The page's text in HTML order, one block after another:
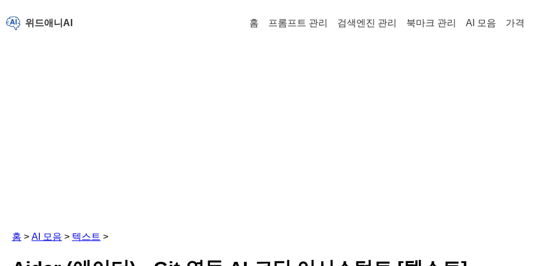
위드애니AI 홈 프롬프트 관리 검색엔진 관리 북마크 관리 AI 모음 가격
홈 > AI 모음 > 텍스트 >